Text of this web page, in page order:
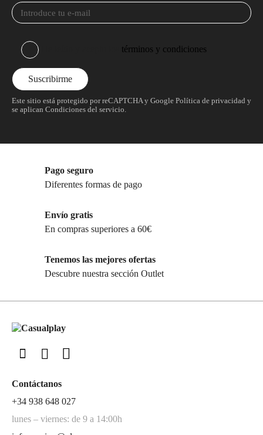
términos y condiciones
Este sitio está protegido por reCAPTCHA y Google Política de privacidad y
se aplican Condiciones del servicio.
Pago seguro
Diferentes formas de pago
Envío gratis
En compras superiores a 60€
Tenemos las mejores ofertas
Descubre nuestra sección Outlet
Contáctanos
+34 938 648 027
lunes – viernes: de 9 a 14:00h